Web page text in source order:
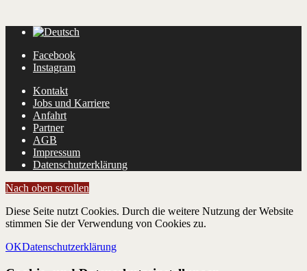
Facebook
Instagram
Kontakt
Jobs und Karriere
Anfahrt
Partner
AGB
Impressum
Datenschutzerklärung
Nach oben scrollen
Diese Seite nutzt Cookies. Durch die weitere Nutzung der Website
stimmen Sie der Verwendung von Cookies zu.
OKDatenschutzerklärung